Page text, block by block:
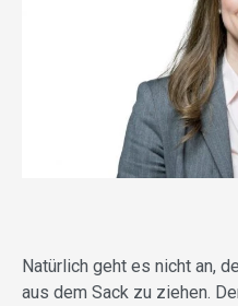
Natürlich geht es nicht an,
aus dem Sack zu ziehen.